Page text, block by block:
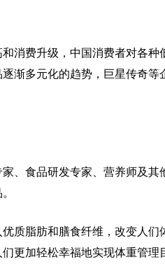
消费升级，中国消费者对各种
渐多元化的趋势，巨星传奇等
、食品研发专家、营养师及其
质脂肪和膳食纤维，改变人们
更加轻松幸福地实现体重管理